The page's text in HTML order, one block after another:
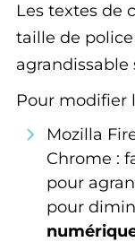
Les textes de
taille de
agrandissable
Pour modifier
Mozilla
Chrome :
pour
pour